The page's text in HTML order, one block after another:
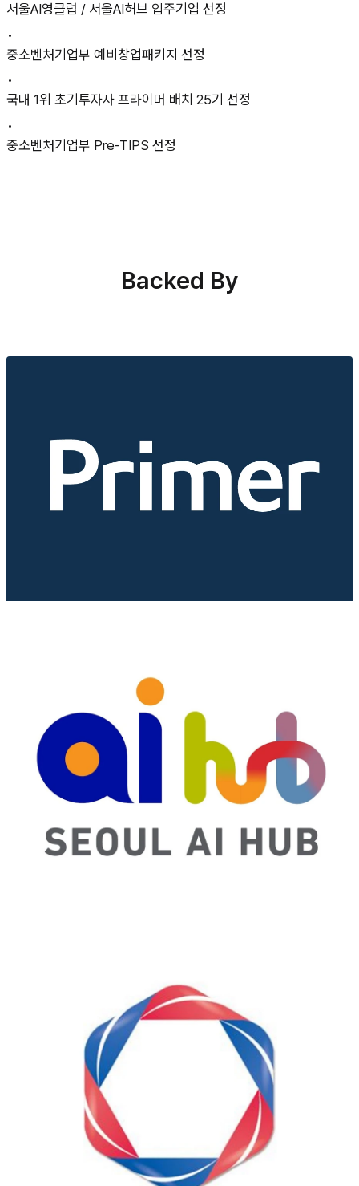
서울AI영클럽 / 서울AI허브 입주기업 선정
•
중소벤처기업부 예비창업패키지 선정
•
국내 1위 초기투자사 프라이머 배치 25기 선정
•
중소벤처기업부 Pre-TIPS 선정
Backed By